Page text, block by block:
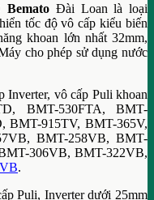
Đài Loan là loại
tốc độ vô cấp kiểu biến
khoan lớn nhất 32mm,
cho phép sử dụng nước
Inverter, vô cấp Puli khoan
BMT-530FTA, BMT-
BMT-915TV, BMT-365V,
BMT-258VB, BMT-
306VB, BMT-322VB,
.
Puli, Inverter dưới 25mm